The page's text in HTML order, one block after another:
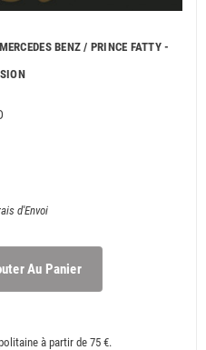
BENZ / PRINCE FATTY -
d'Envoi
Au Panier
à partir de 75 €.